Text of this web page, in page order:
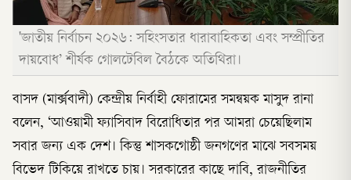
'জাতীয় নির্বাচন ২০২৬: সহিংসতার ধারাবাহিকতা এবং সম্প্রীতির
দায়বোধ’ শীর্ষক গোলটেবিল বৈঠকে অতিথিরা।
বাসদ (মার্ক্সবাদী) কেন্দ্রীয় নির্বাহী ফোরামের সমন্বয়ক মাসুদ রানা
বলেন, ‘আওয়ামী ফ্যাসিবাদ বিরোধিতার পর আমরা চেয়েছিলাম
সবার জন্য এক দেশ। কিন্তু শাসকগোষ্ঠী জনগণের মাঝে সবসময়
বিভেদ টিকিয়ে রাখতে চায়। সরকারের কাছে দাবি, রাজনীতির